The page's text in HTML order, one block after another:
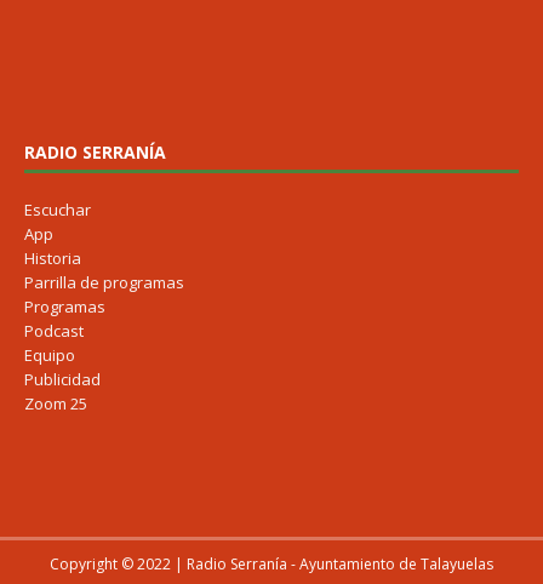
RADIO SERRANÍA
Escuchar
App
Historia
Parrilla de programas
Programas
Podcast
Equipo
Publicidad
Zoom 25
Copyright © 2022 | Radio Serranía - Ayuntamiento de Talayuelas